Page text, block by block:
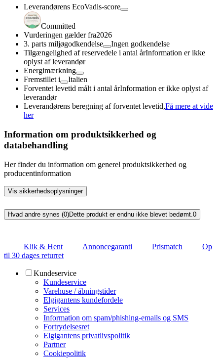
Leverandørens EcoVadis-score
Committed
Vurderingen gælder fra2026
3. parts miljøgodkendelse
Ingen godkendelse
Tilgængelighed af reservedele i antal årInformation er ikke
oplyst af leverandør
Energimærkning
Fremstillet i
Italien
Forventet levetid målt i antal årInformation er ikke oplyst af
leverandør
Leverandørens beregning af forventet levetid,Få mere at vide
her
Information om produktsikkerhed og
databehandling
Her finder du information om generel produktsikkerhed og
producentinformation
Vis sikkerhedsoplysninger
Hvad andre synes (0)Dette produkt er endnu ikke blevet bedømt. 0
Klik & Hent Annoncegaranti Prismatch
Op
til 30 dages returret
Kundeservice
Kundeservice
Varehuse / åbningstider
Elgigantens kundefordele
Services
Information om spam/phishing-emails og SMS
Fortrydelsesret
Elgigantens privatlivspolitik
Partner
Cookiepolitik